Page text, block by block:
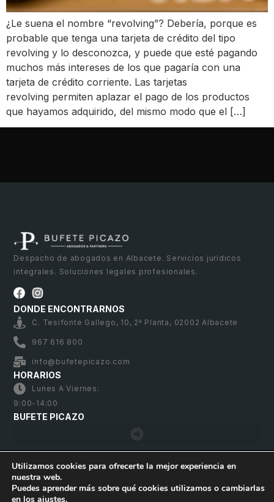
¿Le suena el nombre “revolving”? Debería, porque es
probable que tenga una tarjeta de crédito del tipo
revolving y lo desconozca, y puede que esté pagando
muchos más intereses de los que pagaría con una
tarjeta de crédito corriente. Las tarjetas
revolving permiten aplazar el pago de los productos
que hayamos adquirido, del mismo modo que el […]
Despacho de abogados en Albacete. Servicios jurídicos
integrales. Soluciones legales profesionales.
DONDE ENCONTRARNOS
C. Tesifonte Gallego, 10, 2ª Planta, 02002 Albacete
967 616 800
info@bufetepicazo.com
HORARIOS
Lunes A Viernes:
9:00-14:00
BUFETE PICAZO
Bufete Picazo – Copyright 2026. Todos los derechos
reservados
Utilizamos cookies para ofrecerte la mejor experiencia en
nuestra web.
Puedes aprender más sobre qué cookies utilizamos o cambiarlas
en los ajustes.